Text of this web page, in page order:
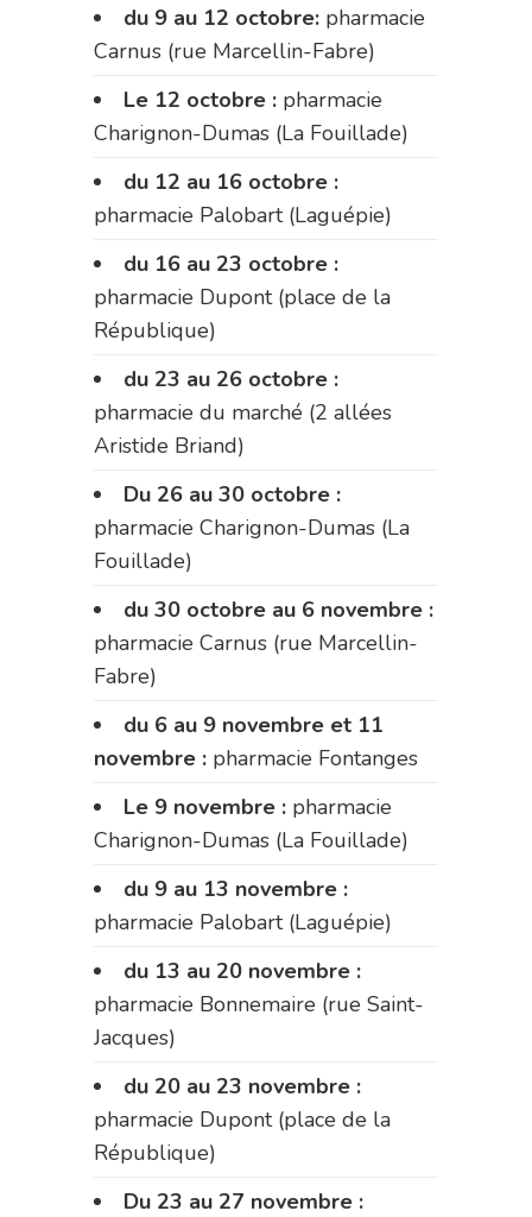
du 9 au 12 octobre: pharmacie
Carnus (rue Marcellin-Fabre)
Le 12 octobre : pharmacie
Charignon-Dumas (La Fouillade)
du 12 au 16 octobre :
pharmacie Palobart (Laguépie)
du 16 au 23 octobre :
pharmacie Dupont (place de la
République)
du 23 au 26 octobre :
pharmacie du marché (2 allées
Aristide Briand)
Du 26 au 30 octobre :
pharmacie Charignon-Dumas (La
Fouillade)
du 30 octobre au 6 novembre :
pharmacie Carnus (rue Marcellin-
Fabre)
du 6 au 9 novembre et 11
novembre : pharmacie Fontanges
Le 9 novembre : pharmacie
Charignon-Dumas (La Fouillade)
du 9 au 13 novembre :
pharmacie Palobart (Laguépie)
du 13 au 20 novembre :
pharmacie Bonnemaire (rue Saint-
Jacques)
du 20 au 23 novembre :
pharmacie Dupont (place de la
République)
Du 23 au 27 novembre :